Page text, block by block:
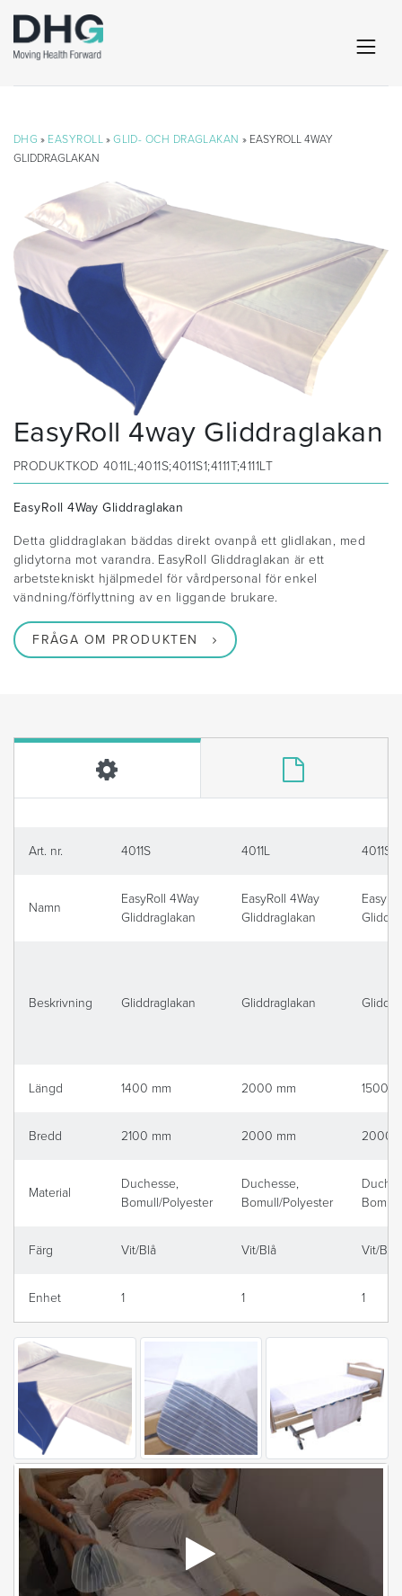
DHG » EASYROLL »GLID- OCH DRAGLAKAN » EASYROLL 4WAY
GLIDDRAGLAKAN
EasyRoll 4way Gliddraglakan
PRODUKTKOD4011L;4011S;4011S1;4111T;4111LT
EasyRoll 4Way Gliddraglakan
Detta gliddraglakan bäddas direkt ovanpå ett glidlakan, med
glidytorna mot varandra. EasyRoll Gliddraglakan är ett
arbetstekniskt hjälpmedel för vårdpersonal för enkel
vändning/förflyttning av en liggande brukare.
FRÅGA OM PRODUKTEN
Art. nr. 4011S 4011L 4011S1
Namn
EasyRoll 4Way
Gliddraglakan
EasyRoll 4Way
Gliddraglakan
Beskrivning Gliddraglakan Gliddraglakan
Längd 1400 mm 2000 mm 1500
Bredd 2100 mm 2000 mm 2000
Material
Duchesse,
Bomull/Polyester
Duchesse,
Bomull/Polyester
Färg Vit/Blå Vit/Blå Vit/
Enhet 1 1 1